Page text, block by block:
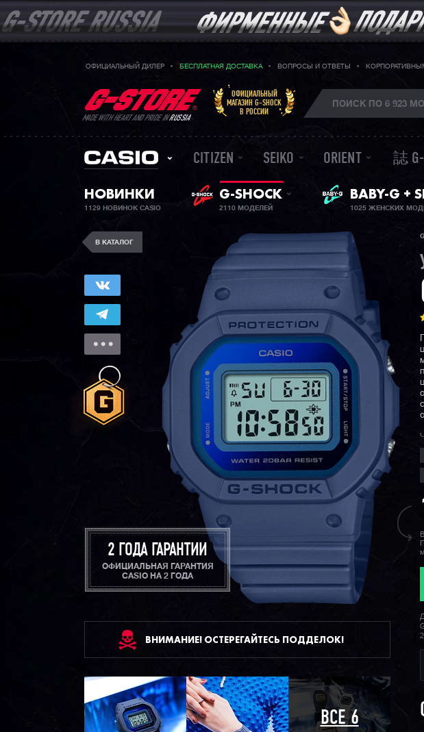
ОФИЦИАЛЬНЫЙ ДИЛЕР БЕСПЛАТНАЯ ДОСТАВКА ВОПРОСЫ И ОТВЕТЫ
MADE WITH HEART AND PRIDE INRUSSIA
ОФИЦИАЛЬНЫЙ
МАГАЗИН G-SHOCK
В РОССИИ
CITIZEN SEIKO ORIENT 誌 G-
НОВИНКИ
1129 НОВИНОК CASIO
G-SHOCK
2110 МОДЕЛЕЙ
ЖЕНСКИЕ
BABY-G +
1025 ЖЕНСКИХ
В КАТАЛОГ
2 ГОДА ГАРАНТИИ
ОФИЦИАЛЬНАЯ ГАРАНТИЯ
CASIO НА 2 ГОДА
ВНИМАНИЕ! ОСТЕРЕГАЙТЕСЬ ПОДДЕЛОК!
ВСЕ 6